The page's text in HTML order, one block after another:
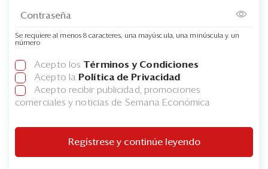
Se requiere al menos 8 caracteres, una mayúscula, una minúscula y un
número
Acepto los Términos y Condiciones
Acepto la Política de Privacidad
Acepto recibir publicidad, promociones
comerciales y noticias de Semana Económica
Regístrese y continúe leyendo